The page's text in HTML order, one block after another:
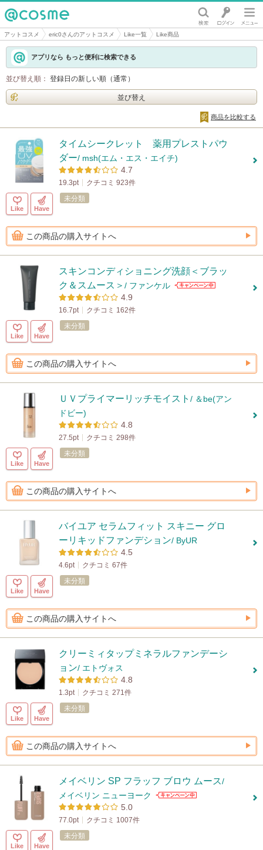
@cosme
アットコスメ eric0さんのアットコスメ Like一覧 Like商品
アプリなら もっと便利に検索できる
並び替え順： 登録日の新しい順（通常）
並び替え
商品を比較する
タイムシークレット 薬用プレストパウ
ダー/ msh(エム・エス・エイチ)
4.7
19.3pt クチコミ 923件
Like Have
未分類
この商品の購入サイトへ
スキンコンディショニング洗顔＜ブラッ
ク＆スムース＞ / ファンケル
4.9
16.7pt クチコミ 162件
Like Have
未分類
この商品の購入サイトへ
ＵＶプライマーリッチモイスト / ＆be(アン
ドビー)
4.8
27.5pt クチコミ 298件
Like Have
未分類
この商品の購入サイトへ
バイユア セラムフィット スキニー グロ
ーリキッドファンデション/ ByUR
4.5
4.6pt クチコミ 67件
Like Have
未分類
この商品の購入サイトへ
クリーミィタップミネラルファンデーシ
ョン/ エトヴォス
4.8
1.3pt クチコミ 271件
Like Have
未分類
この商品の購入サイトへ
メイベリン SP フラッフ ブロウ ムース/
メイベリン ニューヨーク
5.0
77.0pt クチコミ 1007件
Like Have
未分類